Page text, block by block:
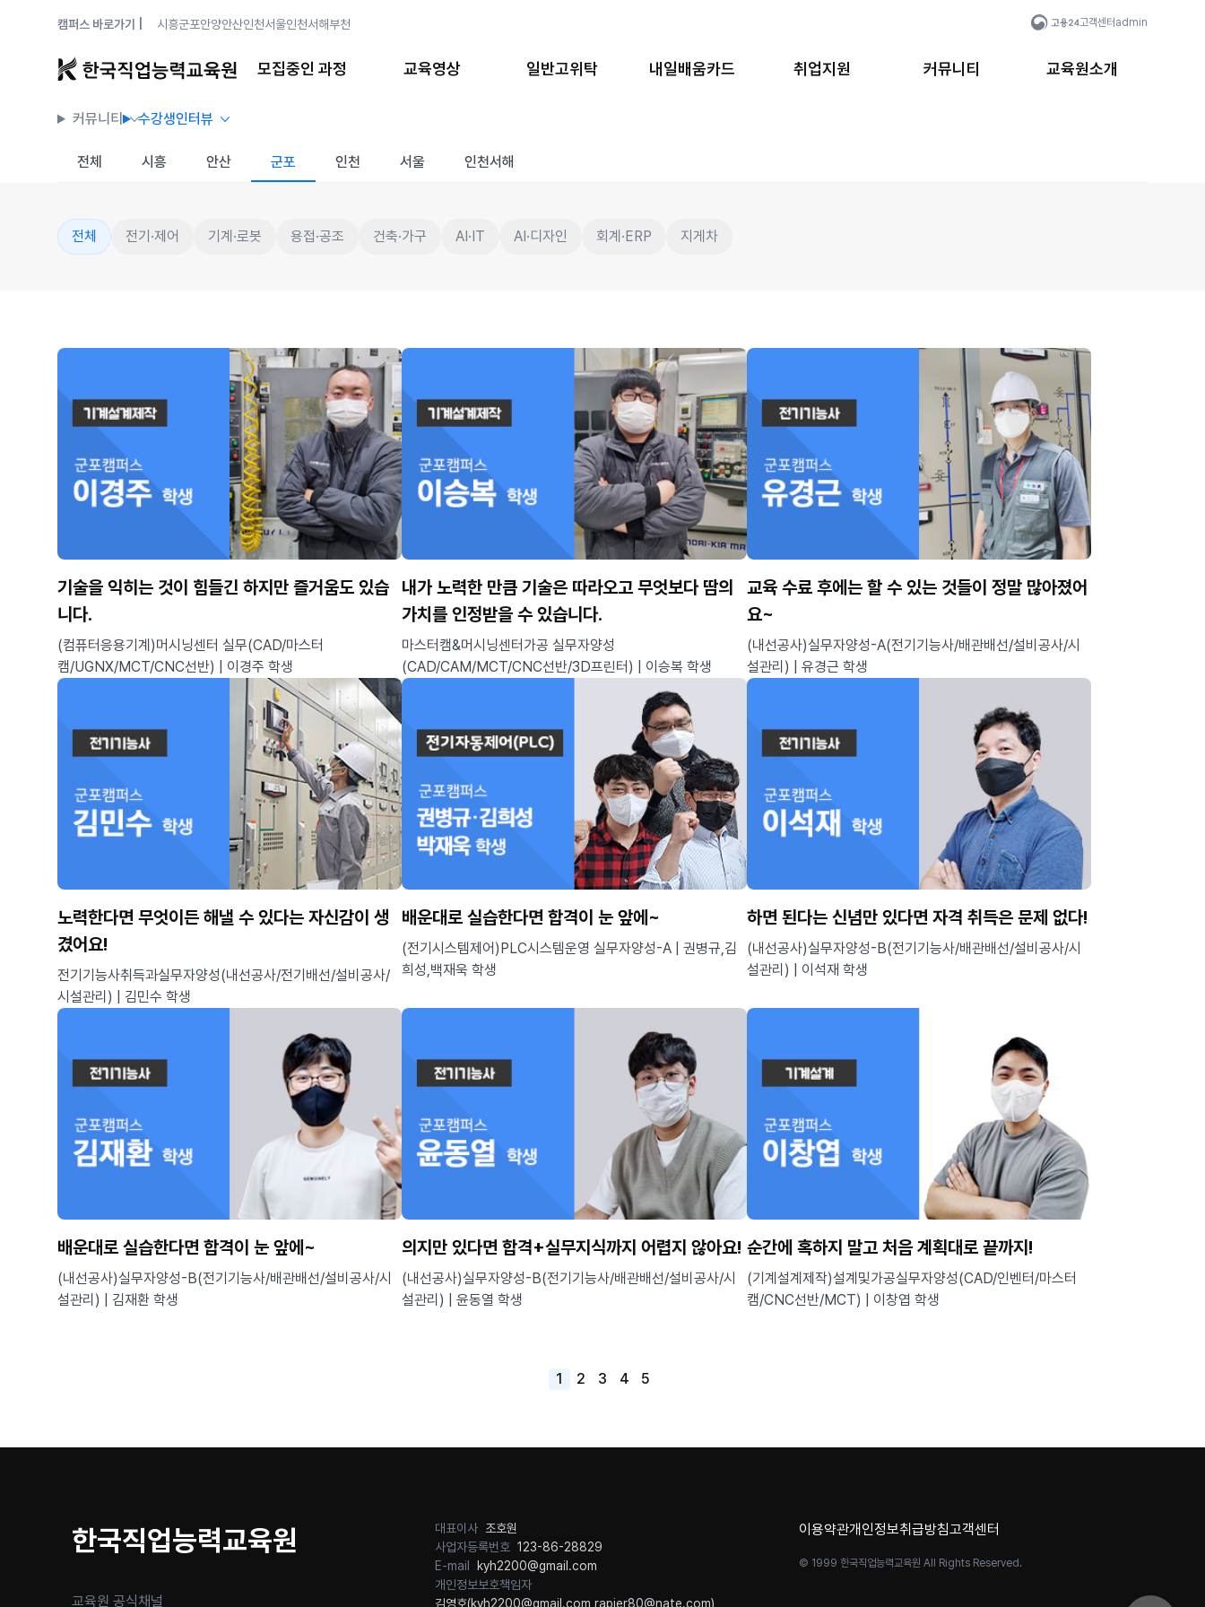
캠퍼스 바로가기 | 시흥군포안양안산인천서울인천서해부천 고객센터 admin
모집중인 과정 교육영상 일반고위탁 내일배움카드 취업지원 커뮤니티 교육원소개
커뮤니티 수강생인터뷰
전체 시흥 안산 군포 인천 서울 인천서해
전체 전기·제어 기계·로봇 용접·공조 건축·가구 AI·IT AI·디자인 회계·ERP 지게차
기술을 익히는 것이 힘들긴 하지만 즐거움도 있습
니다.
(컴퓨터응용기계)머시닝센터 실무(CAD/마스터
캠/UGNX/MCT/CNC선반) | 이경주 학생
내가 노력한 만큼 기술은 따라오고 무엇보다 땀의
가치를 인정받을 수 있습니다.
마스터캠&머시닝센터가공 실무자양성
(CAD/CAM/MCT/CNC선반/3D프린터) | 이승복 학생
교육 수료 후에는 할 수 있는 것들이 정말 많아졌어
요~
(내선공사)실무자양성-A(전기기능사/배관배선/설비공사/시
설관리) | 유경근 학생
노력한다면 무엇이든 해낼 수 있다는 자신감이 생
겼어요!
전기기능사취득과실무자양성(내선공사/전기배선/설비공사/
시설관리) | 김민수 학생
배운대로 실습한다면 합격이 눈 앞에~
(전기시스템제어)PLC시스템운영 실무자양성-A | 권병규,김
희성,백재욱 학생
하면 된다는 신념만 있다면 자격 취득은 문제 없다!
(내선공사)실무자양성-B(전기기능사/배관배선/설비공사/시
설관리) | 이석재 학생
배운대로 실습한다면 합격이 눈 앞에~
(내선공사)실무자양성-B(전기기능사/배관배선/설비공사/시
설관리) | 김재환 학생
의지만 있다면 합격+실무지식까지 어렵지 않아요!
(내선공사)실무자양성-B(전기기능사/배관배선/설비공사/시
설관리) | 윤동열 학생
순간에 혹하지 말고 처음 계획대로 끝까지!
(기계설계제작)설계및가공실무자양성(CAD/인벤터/마스터
캠/CNC선반/MCT) | 이창엽 학생
1 2 3 4 5
한국직업능력교육원
교육원 공식채널
대표이사 조호원
사업자등록번호 123-86-28829
E-mail
kyh2200@gmail.com
개인정보보호책임자
김영호(kyh2200@gmail.com ,rapier80@nate.com)
이용약관개인정보취급방침고객센터
© 1999 한국직업능력교육원 All Rights Reserved.